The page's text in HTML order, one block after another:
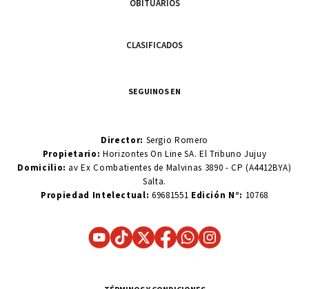
OBITUARIOS
CLASIFICADOS
SEGUINOS EN
Director: Sergio Romero
Propietario:Horizontes On Line SA. El Tribuno Jujuy
Domicilio: av Ex Combatientes de Malvinas 3890 - CP (A4412BYA)
Salta.
Propiedad Intelectual: 69681551 Edición N°: 10768